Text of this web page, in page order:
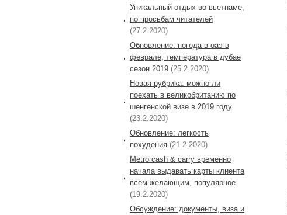
Уникальный отдых во вьетнаме,
по просьбам читателей
(27.2.2020)
Обновление: погода в оаэ в
феврале, температура в дубае
сезон 2019 (25.2.2020)
Новая рубрика: можно ли
поехать в великобританию по
шенгенской визе в 2019 году
(23.2.2020)
Обновление: легкость
похудения (21.2.2020)
Metro cash & carry временно
начала выдавать карты клиента
всем желающим, популярное
(19.2.2020)
Обсуждение: документы, виза и